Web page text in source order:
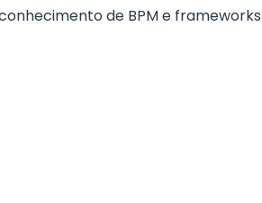
de BPM e